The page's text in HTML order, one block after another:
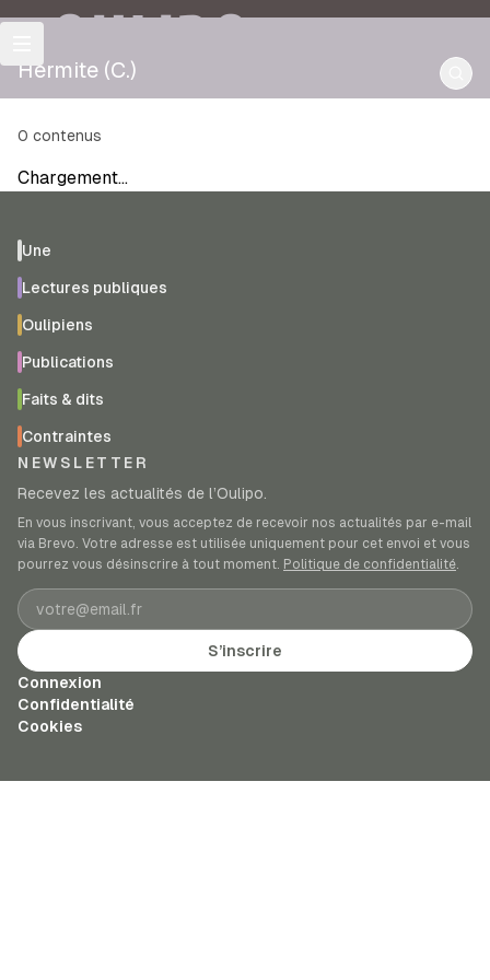
OULIPO
Hermite (C.)
0 contenus
Chargement…
Une
Lectures publiques
Oulipiens
Publications
Faits & dits
Contraintes
NEWSLETTER
Recevez les actualités de l’Oulipo.
En vous inscrivant, vous acceptez de recevoir nos actualités par e-mail
via Brevo. Votre adresse est utilisée uniquement pour cet envoi et vous
pourrez vous désinscrire à tout moment. Politique de confidentialité.
Adresse e-mail
S’inscrire
Connexion
Confidentialité
Cookies